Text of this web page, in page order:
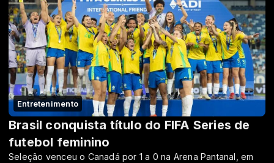
Entretenimento
Brasil conquista título do FIFA Series de
futebol feminino
Seleção venceu o Canadá por 1 a 0 na Arena Pantanal, em